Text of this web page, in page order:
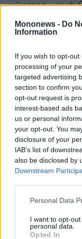
Mononews - Do
Information
If you wish to opt-
processing of your
targeted advertising
section to confirm
opt-out request is
interest-based ads
us or personal
your opt-out. You
disclosure of your
IAB’s list of
also be disclosed by
Downstream
Personal Data
I want to opt-
personal data.
Opted In
κύματος
Ιρανών, οι
συζήτησης,